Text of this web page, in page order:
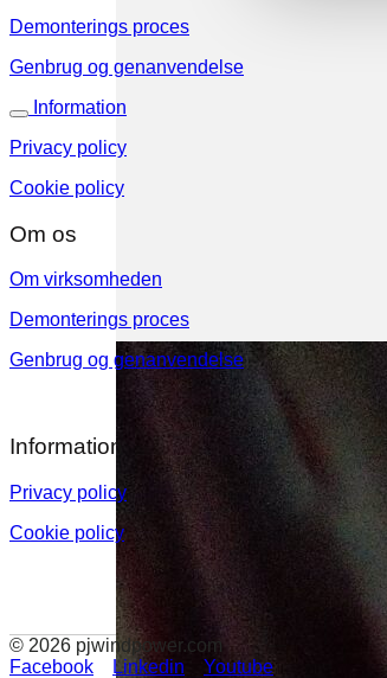
Demonterings proces
Genbrug og genanvendelse
Information
Privacy policy
Cookie policy
Om os
Om virksomheden
Demonterings proces
Genbrug og genanvendelse
Information
Privacy policy
Cookie policy
© 2026 pjwindpower.com
Facebook
Linkedin Youtube